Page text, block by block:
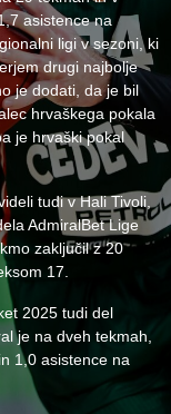
asistence na
ligi v sezoni, ki
drugi najbolje
je dodati, da je bil
hrvaškega pokala
je hrvaški pokal
tudi v Hali Tivoli,
AdmiralBet Lige
zaključil z 20
17.
2025 tudi del
je na dveh tekmah,
1,0 asistence na